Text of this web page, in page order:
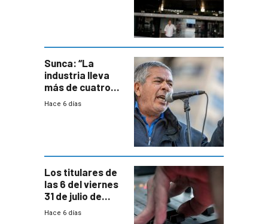
Sunca: “La
industria lleva
más de cuatro
meses sin
Hace 6 días
Los titulares de
las 6 del viernes
31 de julio de
2026
Hace 6 días